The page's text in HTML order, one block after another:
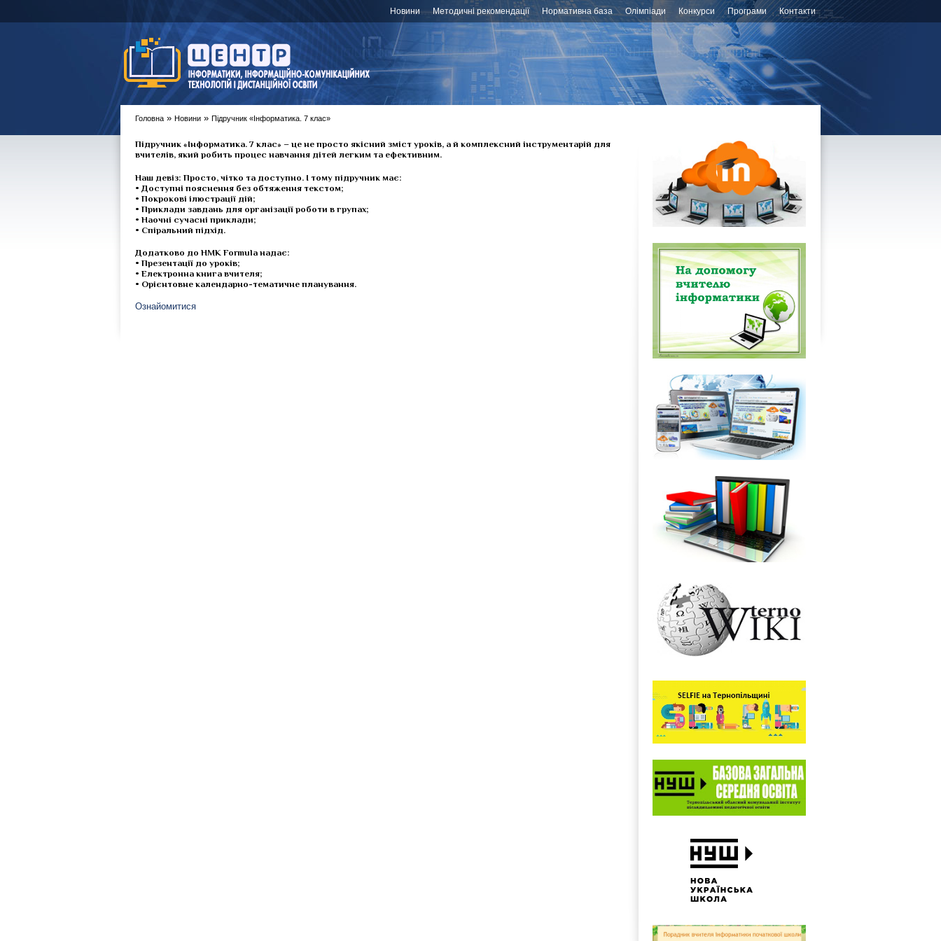
Новини Методичні рекомендації Нормативна база Олімпіади Конкурси Програми Контакти
Головна » Новини » Підручник «Інформатика. 7 клас»
Підручник «Інформатика. 7 клас» – це не просто якісний зміст уроків, а й комплексний інструментарій для
вчителів, який робить процес навчання дітей легким та ефективним.
Наш девіз: Просто, чітко та доступно. І тому підручник має:
• Доступні пояснення без обтяження текстом;
• Покрокові ілюстрації дій;
• Приклади завдань для організації роботи в групах;
• Наочні сучасні приклади;
• Спіральний підхід.
Додатково до НМК Formula надає:
• Презентації до уроків;
• Електронна книга вчителя;
• Орієнтовне календарно-тематичне планування.
Ознайомитися